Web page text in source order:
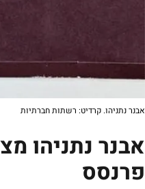
אבנר נתניהו. קרדיט: רשתות חברתיות
אבנר נתניהו
פרנסס